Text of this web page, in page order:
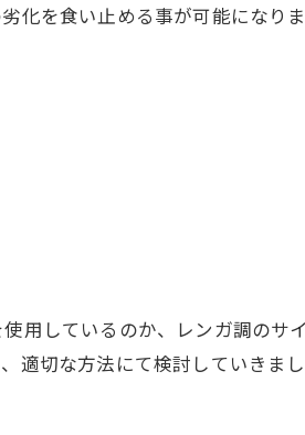
化を食い止める事が可能になり
用しているのか、レンガ調のサ
切な方法にて検討していきまし